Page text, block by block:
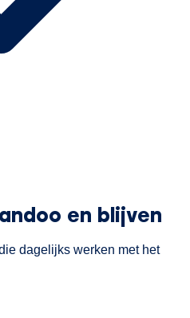
en blijven
dagelijks werken met het